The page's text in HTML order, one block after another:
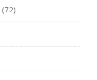
(72)